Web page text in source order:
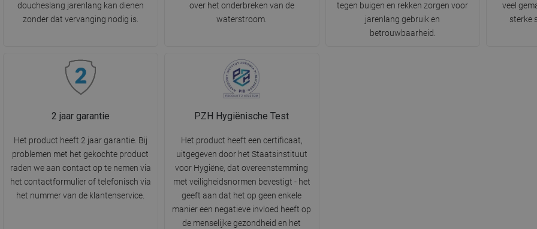
doucheslang jarenlang kan dienen
zonder dat vervanging nodig is.
over het onderbreken van de
waterstroom.
tegen buigen en rekken zorgen voor
jarenlang gebruik en
betrouwbaarheid.
veel
sterke
2 jaar garantie
Het product heeft 2 jaar garantie. Bij
problemen met het gekochte product
raden we aan contact op te nemen via
het contactformulier of telefonisch via
het nummer van de klantenservice.
PZH Hygiënische Test
Het product heeft een certificaat,
uitgegeven door het Staatsinstituut
voor Hygiëne, dat overeenstemming
met veiligheidsnormen bevestigt - het
geeft aan dat het op geen enkele
manier een negatieve invloed heeft op
de menselijke gezondheid en het